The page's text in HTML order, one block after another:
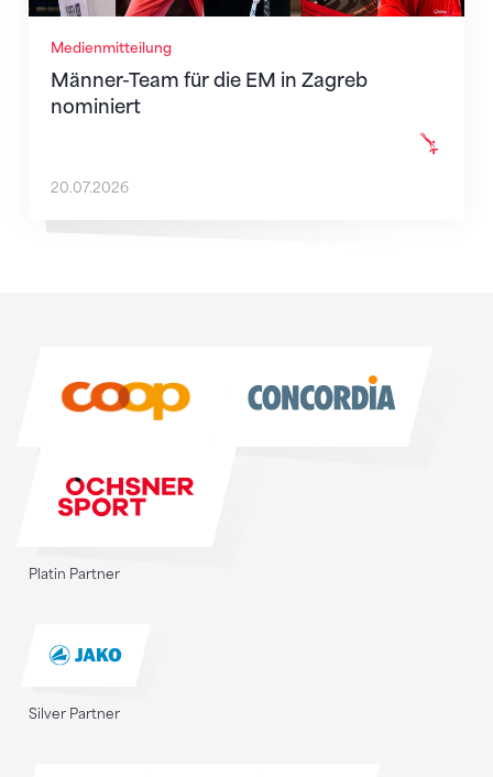
Medienmitteilung
Männer-Team für die EM in Zagreb
nominiert
20.07.2026
Platin Partner
Silver Partner